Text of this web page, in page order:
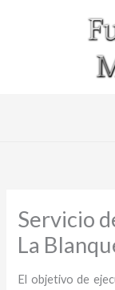
Servicio
La
El objetivo de